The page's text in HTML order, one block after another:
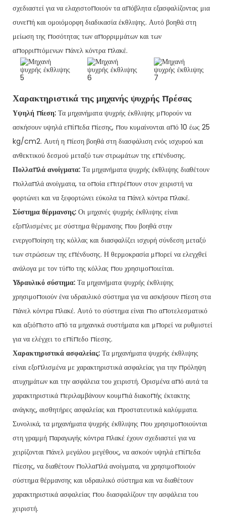
σχεδιαστεί για να ελαχιστοποιούν τα απόβλητα εξασφαλίζοντας μια
συνεπή και ομοιόμορφη διαδικασία έκθλιψης. Αυτό βοηθά στη
μείωση της ποσότητας των απορριμμάτων και των
απορριπτόμενων πάνελ κόντρα πλακέ.
Χαρακτηριστικά της μηχανής ψυχρής πρέσας
Υψηλή πίεση: Τα μηχανήματα ψυχρής έκθλιψης μπορούν να
ασκήσουν υψηλά επίπεδα πίεσης, που κυμαίνονται από 10 έως 25
kg/cm2. Αυτή η πίεση βοηθά στη διασφάλιση ενός ισχυρού και
ανθεκτικού δεσμού μεταξύ των στρωμάτων της επένδυσης.
Πολλαπλά ανοίγματα: Τα μηχανήματα ψυχρής έκθλιψης διαθέτουν
πολλαπλά ανοίγματα, τα οποία επιτρέπουν στον χειριστή να
φορτώνει και να ξεφορτώνει εύκολα τα πάνελ κόντρα πλακέ.
Σύστημα θέρμανσης: Οι μηχανές ψυχρής έκθλιψης είναι
εξοπλισμένες με σύστημα θέρμανσης που βοηθά στην
ενεργοποίηση της κόλλας και διασφαλίζει ισχυρή σύνδεση μεταξύ
των στρώσεων της επένδυσης. Η θερμοκρασία μπορεί να ελεγχθεί
ανάλογα με τον τύπο της κόλλας που χρησιμοποιείται.
Υδραυλικό σύστημα: Τα μηχανήματα ψυχρής έκθλιψης
χρησιμοποιούν ένα υδραυλικό σύστημα για να ασκήσουν πίεση στα
πάνελ κόντρα πλακέ. Αυτό το σύστημα είναι πιο αποτελεσματικό
και αξιόπιστο από τα μηχανικά συστήματα και μπορεί να ρυθμιστεί
για να ελέγχει το επίπεδο πίεσης.
Χαρακτηριστικά ασφαλείας: Τα μηχανήματα ψυχρής έκθλιψης
είναι εξοπλισμένα με χαρακτηριστικά ασφαλείας για την πρόληψη
ατυχημάτων και την ασφάλεια του χειριστή. Ορισμένα από αυτά τα
χαρακτηριστικά περιλαμβάνουν κουμπιά διακοπής έκτακτης
ανάγκης, αισθητήρες ασφαλείας και προστατευτικά καλύμματα.
Συνολικά, τα μηχανήματα ψυχρής έκθλιψης που χρησιμοποιούνται
στη γραμμή παραγωγής κόντρα πλακέ έχουν σχεδιαστεί για να
χειρίζονται πάνελ μεγάλου μεγέθους, να ασκούν υψηλά επίπεδα
πίεσης, να διαθέτουν πολλαπλά ανοίγματα, να χρησιμοποιούν
σύστημα θέρμανσης και υδραυλικό σύστημα και να διαθέτουν
χαρακτηριστικά ασφαλείας που διασφαλίζουν την ασφάλεια του
χειριστή.